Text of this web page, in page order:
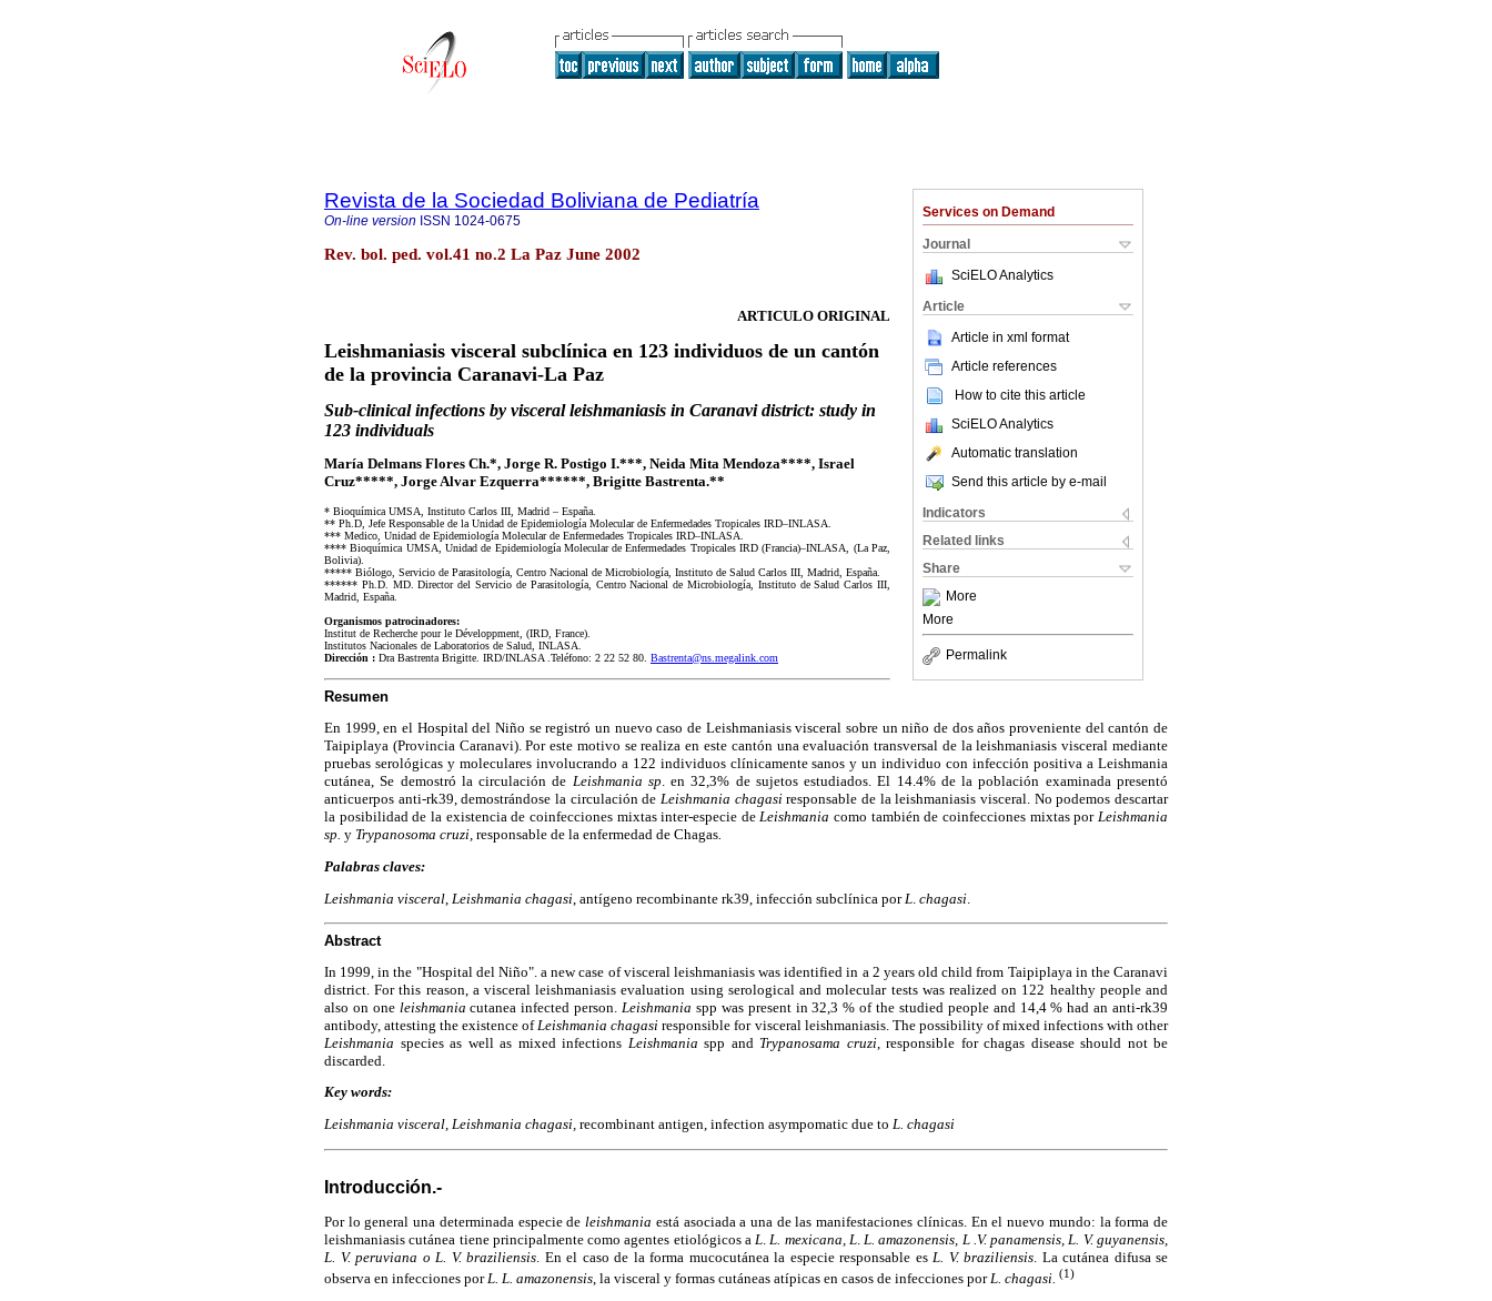
Services on Demand
Journal
SciELO Analytics
Article
Article in xml format
Article references
How to cite this article
SciELO Analytics
Automatic translation
Send this article by e-mail
Indicators
Related links
Share
More
More
Permalink
Revista de la Sociedad Boliviana de Pediatría
On-line version ISSN 1024-0675
Rev. bol. ped. vol.41 no.2 La Paz June 2002
ARTICULO ORIGINAL
Leishmaniasis visceral subclínica en 123 individuos de un cantón
de la provincia Caranavi-La Paz
Sub-clinical infections by visceral leishmaniasis in Caranavi district: study in
123 individuals
María Delmans Flores Ch.*, Jorge R. Postigo I.***, Neida Mita Mendoza****, Israel
Cruz*****, Jorge Alvar Ezquerra******, Brigitte Bastrenta.**
* Bioquímica UMSA, Instituto Carlos III, Madrid – España.
** Ph.D, Jefe Responsable de la Unidad de Epidemiología Molecular de Enfermedades Tropicales IRD–INLASA.
*** Medico, Unidad de Epidemiología Molecular de Enfermedades Tropicales IRD–INLASA.
**** Bioquímica UMSA, Unidad de Epidemiología Molecular de Enfermedades Tropicales IRD (Francia)–INLASA, (La Paz,
Bolivia).
***** Biólogo, Servicio de Parasitología, Centro Nacional de Microbiología, Instituto de Salud Carlos III, Madrid, España.
****** Ph.D. MD. Director del Servicio de Parasitología, Centro Nacional de Microbiología, Instituto de Salud Carlos III,
Madrid, España.
Organismos patrocinadores:
Institut de Recherche pour le Développment, (IRD, France).
Institutos Nacionales de Laboratorios de Salud, INLASA.
Dirección : Dra Bastrenta Brigitte. IRD/INLASA .Teléfono: 2 22 52 80. Bastrenta@ns.megalink.com
Resumen
En 1999, en el Hospital del Niño se registró un nuevo caso de Leishmaniasis visceral sobre un niño de dos años proveniente del cantón de
Taipiplaya (Provincia Caranavi). Por este motivo se realiza en este cantón una evaluación transversal de la leishmaniasis visceral mediante
pruebas serológicas y moleculares involucrando a 122 individuos clínicamente sanos y un individuo con infección positiva a Leishmania
cutánea, Se demostró la circulación de Leishmania sp. en 32,3% de sujetos estudiados. El 14.4% de la población examinada presentó
anticuerpos anti-rk39, demostrándose la circulación de Leishmania chagasiresponsable de la leishmaniasis visceral. No podemos descartar
la posibilidad de la existencia de coinfecciones mixtas inter-especie deLeishmania como también de coinfecciones mixtas porLeishmania
sp. y Trypanosoma cruzi, responsable de la enfermedad de Chagas.
Palabras claves:
Leishmania visceral Leishmania chagasi , antígeno recombinante rk39, infección subclínica por L chagasi
Abstract
In 1999, in the "Hospital del Niño". a new case of visceral leishmaniasis was identified in a 2 years old child from Taipiplaya in the Caranavi
district. For this reason, a visceral leishmaniasis evaluation using serological and molecular tests was realized on 122 healthy people and
also on one leishmania cutanea infected person. Leishmania spp was present in 32,3 % of the studied people and 14,4 % had an anti-rk39
antibody, attesting the existence of Leishmania chagasi responsible for visceral leishmaniasis. The possibility of mixed infections with other
Leishmania species as well as mixed infections Leishmania spp and Trypanosama cruzi, responsible for chagas disease should not be
discarded.
Key words:
Leishmania visceral, Leishmania chagasi, recombinant antigen, infection asympomatic due to L. chagasi
Introducción.-
Por lo general una determinada especie de leishmania está asociada a una de las manifestaciones clínicas. En el nuevo mundo: la forma de
leishmaniasis cutánea tiene principalmente como agentes etiológicos a L L. mexicana, L. L. amazonensis, L .V. panamensis, L. V. guyanensis,
L. V. peruviana o L. V. braziliensis . En el caso de la forma mucocutánea la especie responsable es L. V. braziliensis . La cutánea difusa se
observa en infecciones por L. L. amazonensis , la visceral y formas cutáneas atípicas en casos de infecciones por L. chagasi. (1)